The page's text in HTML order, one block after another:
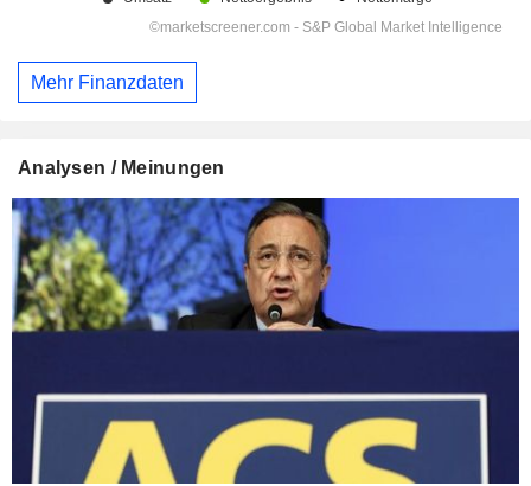
Mehr Finanzdaten
Analysen / Meinungen